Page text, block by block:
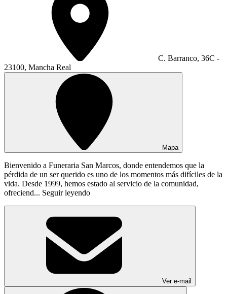
C. Barranco, 36C -
23100, Mancha Real
Mapa
Bienvenido a Funeraria San Marcos, donde entendemos que la
pérdida de un ser querido es uno de los momentos más difíciles de la
vida. Desde 1999, hemos estado al servicio de la comunidad,
ofreciend... Seguir leyendo
Ver e-mail